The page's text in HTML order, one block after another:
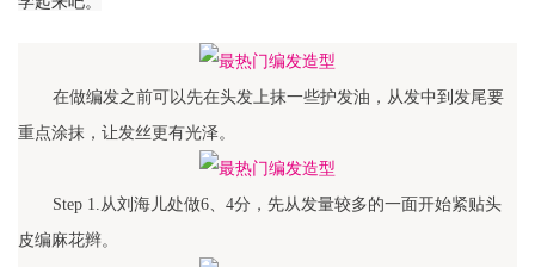
在做编发之前可以先在头发上抹一些护发油，从发中到发尾要
重点涂抹，让发丝更有光泽。
Step 1.从刘海儿处做6、4分，先从发量较多的一面开始紧贴头
皮编麻花辫。